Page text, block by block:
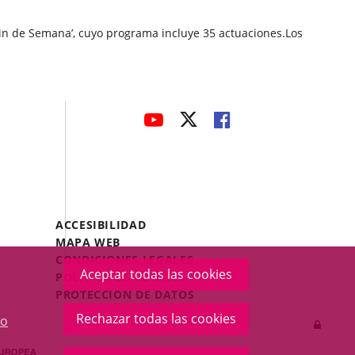
Aceptar todas las cookies
Rechazar todas las cookies
Semana’, cuyo programa incluye 35 actuaciones.Los
ENLACEENLACEENLACE
Menú
Legal
Footer
ACCESIBILIDAD
MAPA WEB
CONDICIONES LEGALES
POLÍTICA DE COOKIES
PROTECCIÓN DE DATOS